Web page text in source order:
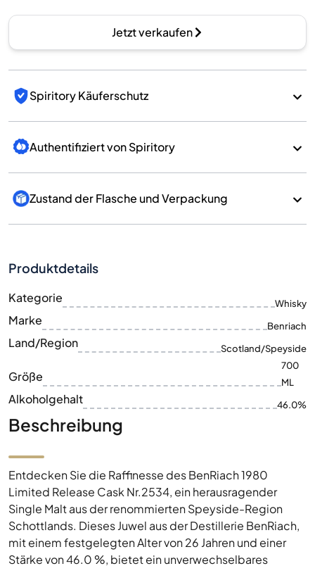
Jetzt verkaufen
Spiritory Käuferschutz
Authentifiziert von Spiritory
Zustand der Flasche und Verpackung
Produktdetails
Kategorie Whisky
Marke Benriach
Land/Region Scotland/Speyside
Größe
700
ML
Alkoholgehalt 46.0%
Beschreibung
Entdecken Sie die Raffinesse des BenRiach 1980
Limited Release Cask Nr.2534, ein herausragender
Single Malt aus der renommierten Speyside-Region
Schottlands. Dieses Juwel aus der Destillerie BenRiach,
mit einem festgelegten Alter von 26 Jahren und einer
Stärke von 46.0 %, bietet ein unverwechselbares